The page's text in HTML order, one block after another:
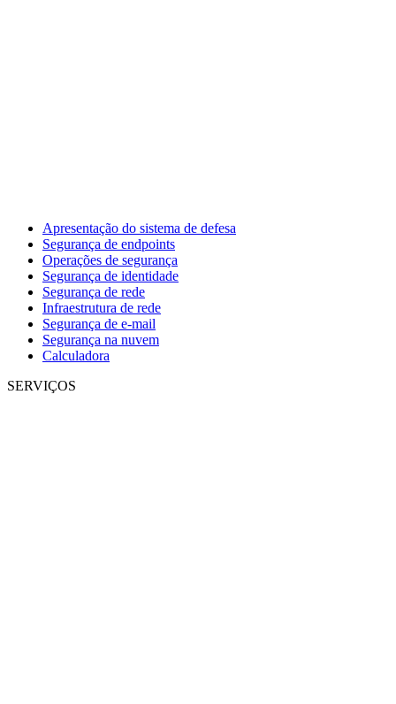
Apresentação do sistema de defesa
Segurança de endpoints
Operações de segurança
Segurança de identidade
Segurança de rede
Infraestrutura de rede
Segurança de e-mail
Segurança na nuvem
Calculadora
SERVIÇOS